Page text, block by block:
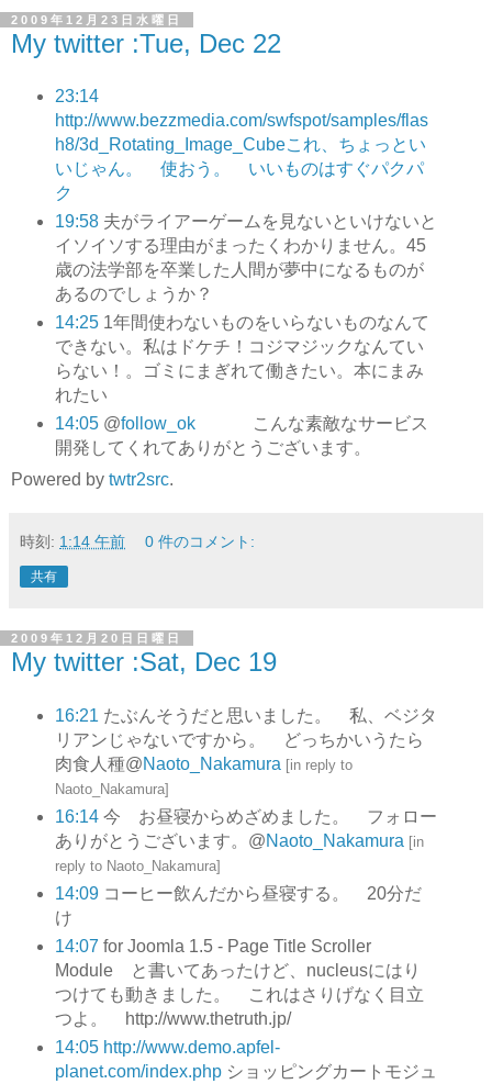
2009年12月23日水曜日
My twitter :Tue, Dec 22
23:14
http://www.bezzmedia.com/swfspot/samples/flas
h8/3d_Rotating_Image_Cubeこれ、ちょっとい
いじゃん。 使おう。 いいものはすぐパクパ
ク
19:58 夫がライアーゲームを見ないといけないと
イソイソする理由がまったくわかりません。45
歳の法学部を卒業した人間が夢中になるものが
あるのでしょうか？
14:25 1年間使わないものをいらないものなんて
できない。私はドケチ！コジマジックなんてい
らない！。ゴミにまぎれて働きたい。本にまみ
れたい
14:05 @follow_okこんな素敵なサービス
開発してくれてありがとうございます。
Powered by twtr2src.
時刻: 1:14 午前 0 件のコメント:
共有
2009年12月20日日曜日
My twitter :Sat, Dec 19
16:21 たぶんそうだと思いました。 私、ベジタ
リアンじゃないですから。 どっちかいうたら
肉食人種@Naoto_Nakamura [in reply to
Naoto_Nakamura]
16:14 今 お昼寝からめざめました。 フォロー
ありがとうございます。@Naoto_Nakamura [in
reply to Naoto_Nakamura]
14:09 コーヒー飲んだから昼寝する。 20分だ
け
14:07 for Joomla 1.5 - Page Title Scroller
Module と書いてあったけど、nucleusにはり
つけても動きました。 これはさりげなく目立
つよ。 http://www.thetruth.jp/
14:05 http://www.demo.apfel-
planet.com/index.phpショッピングカートモジュ